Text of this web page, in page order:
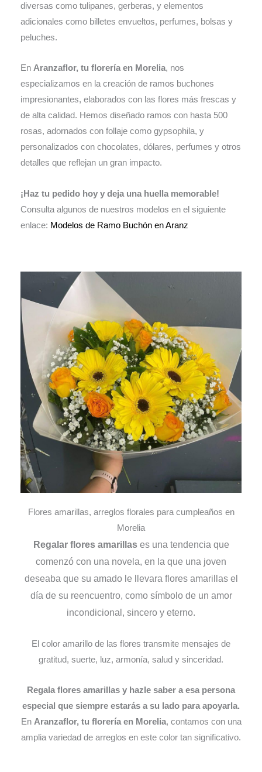
diversas como tulipanes, gerberas, y elementos
adicionales como billetes envueltos, perfumes, bolsas y
peluches.
En Aranzaflor, tu florería en Morelia, nos
especializamos en la creación de ramos buchones
impresionantes, elaborados con las flores más frescas y
de alta calidad. Hemos diseñado ramos con hasta 500
rosas, adornados con follaje como gypsophila, y
personalizados con chocolates, dólares, perfumes y otros
detalles que reflejan un gran impacto.
¡Haz tu pedido hoy y deja una huella memorable!
Consulta algunos de nuestros modelos en el siguiente
enlace: Modelos de Ramo Buchón en Aranz
Flores amarillas, arreglos florales para cumpleaños en
Morelia
Regalar flores amarillases una tendencia que
comenzó con una novela, en la que una joven
deseaba que su amado le llevara flores amarillas el
día de su reencuentro, como símbolo de un amor
incondicional, sincero y eterno.
El color amarillo de las flores transmite mensajes de
gratitud, suerte, luz, armonía, salud y sinceridad.
Regala flores amarillas y hazle saber a esa persona
especial que siempre estarás a su lado para apoyarla.
En Aranzaflor, tu florería en Morelia, contamos con una
amplia variedad de arreglos en este color tan significativo.